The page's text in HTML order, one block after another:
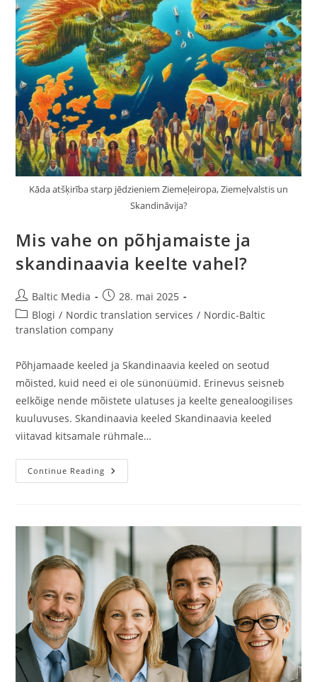
Kāda atšķirība starp jēdzieniem Ziemeļeiropa, Ziemeļvalstis un
Skandināvija?
Mis vahe on põhjamaiste ja
skandinaavia keelte vahel?
Post
author:
Baltic Media
Post
published:
28. mai 2025
Post
category:
Blogi / Nordic translation services / Nordic-Baltic
translation company
Põhjamaade keeled ja Skandinaavia keeled on seotud
mõisted, kuid need ei ole sünonüümid. Erinevus seisneb
eelkõige nende mõistete ulatuses ja keelte genealoogilises
kuuluvuses. Skandinaavia keeled Skandinaavia keeled
viitavad kitsamale rühmale…
Continue Reading Mis
Vahe
Keelte